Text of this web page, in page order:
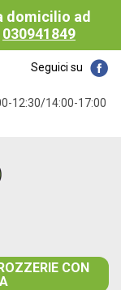
domicilio ad
030941849
Seguici su
12:30/14:00-17:00
CON